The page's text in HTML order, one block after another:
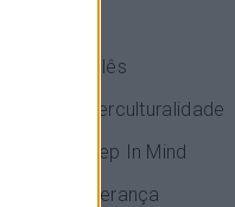
Inglês
Interculturalidade
Keep In Mind
Liderança